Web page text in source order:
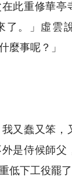
此重修華亭
了。」虛雲
麼事呢？」
又蠢又笨，
是侍候師父
低下工役罷了